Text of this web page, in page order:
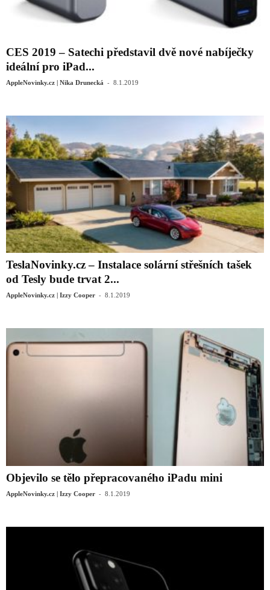
CES 2019 – Satechi představil dvě nové nabíječky
ideální pro iPad...
AppleNovinky.cz | Nika Drunecká - 8.1.2019
TeslaNovinky.cz – Instalace solární střešních tašek
od Tesly bude trvat 2...
AppleNovinky.cz | Izzy Cooper - 8.1.2019
Objevilo se tělo přepracovaného iPadu mini
AppleNovinky.cz | Izzy Cooper - 8.1.2019